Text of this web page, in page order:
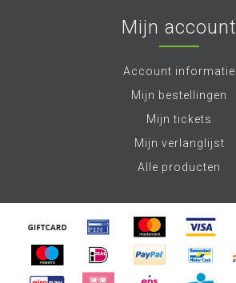
Mijn account
Account informatie
Mijn bestellingen
Mijn tickets
Mijn verlanglijst
Alle producten